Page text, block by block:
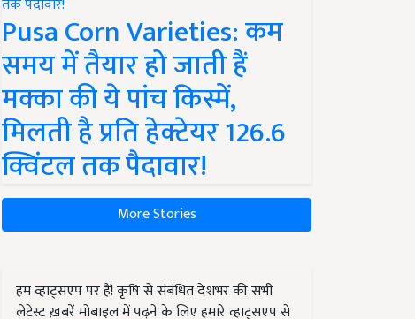
Pusa Corn Varieties: कम
समय में तैयार हो जाती हैं
मक्का की ये पांच किस्में,
मिलती है प्रति हेक्टेयर 126.6
क्विंटल तक पैदावार!
More Stories
हम व्हाट्सएप पर हैं! कृषि से संबंधित देशभर की सभी
लेटेस्ट ख़बरें मोबाइल में पढ़ने के लिए हमारे व्हाट्सएप से